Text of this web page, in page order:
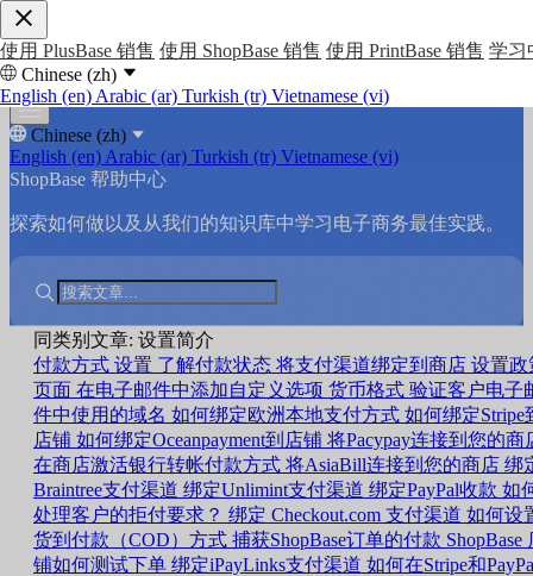
使用 PlusBase 销售 使用 ShopBase 销售 使用 PrintBase 销售 学习
Chinese (zh)
English (en) Arabic (ar) Turkish (tr) Vietnamese (vi)
Chinese (zh)
English (en) Arabic (ar) Turkish (tr) Vietnamese (vi)
ShopBase 帮助中心
探索如何做以及从我们的知识库中学习电子商务最佳实践。
同类别文章: 设置简介
付款方式 设置 了解付款状态 将支付渠道绑定到商店 设置政
页面 在电子邮件中添加自定义选项 货币格式 验证客户电子
件中使用的域名 如何绑定欧洲本地支付方式 如何绑定Stripe
店铺 如何绑定Oceanpayment到店铺 将Pacypay连接到您的商
在商店激活银行转帐付款方式 将AsiaBill连接到您的商店 绑
Braintree支付渠道 绑定Unlimint支付渠道 绑定PayPal收款 如
处理客户的拒付要求？ 绑定 Checkout.com 支付渠道 如何设
货到付款（COD）方式 捕获ShopBase订单的付款 ShopBase
铺如何测试下单 绑定iPayLinks支付渠道 如何在Stripe和